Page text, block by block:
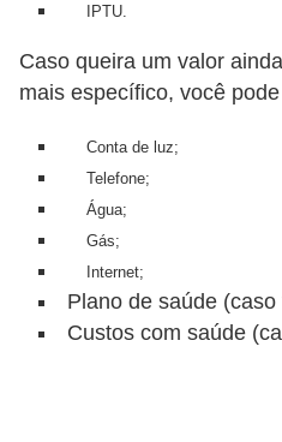
IPTU.
Caso queira um valor
mais específico, você
Conta de luz;
Telefone;
Água;
Gás;
Internet;
Plano de saúde (caso
Custos com saúde
o
d